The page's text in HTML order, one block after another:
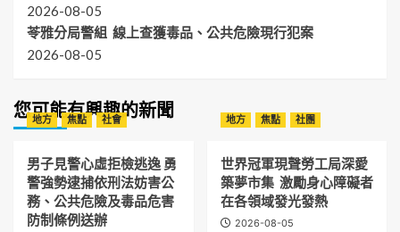
2026-08-05
苓雅分局警組 線上查獲毒品、公共危險現行犯案
2026-08-05
您可能有興趣的新聞
地方 焦點 社會
男子見警心虛拒檢逃逸 勇
警強勢逮捕依刑法妨害公
務、公共危險及毒品危害
防制條例送辦
地方 焦點 社團
世界冠軍現聲勞工局深愛
築夢市集 激勵身心障礙者
在各領域發光發熱
2026-08-05